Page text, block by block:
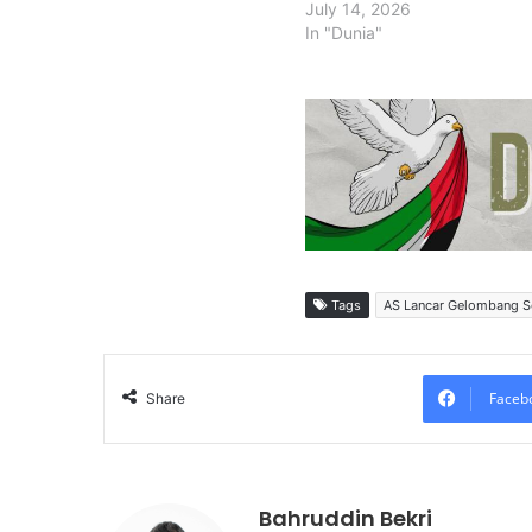
July 14, 2026
In "Dunia"
Tags AS Lancar Gelombang
Share
Bahruddin Bekri